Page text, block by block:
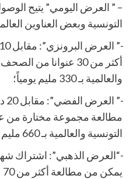
– ” العرض اليومي” يتيح
التونسية وبعض العناوين
أكثر من 30 عنوانا من
والعالمية بـ 330 مليم يومياً؛
-
مطالعة مجموعة مختارة من
التونسية والعالمية بـ 660 مليم يومياً؛